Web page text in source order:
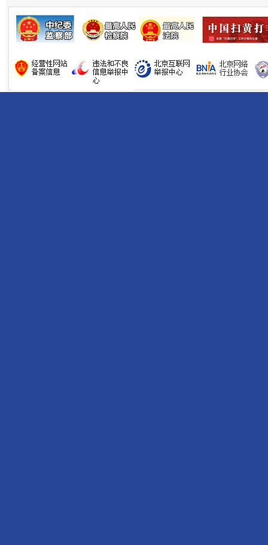
揭批美国五大"原罪" "炒